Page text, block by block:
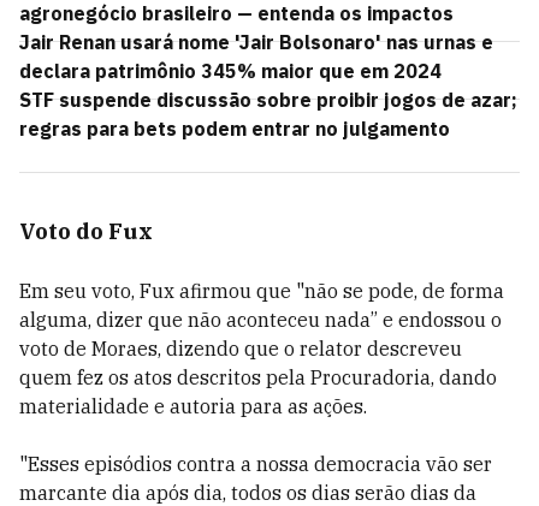
agronegócio brasileiro — entenda os impactos
Jair Renan usará nome 'Jair Bolsonaro' nas urnas e
declara patrimônio 345% maior que em 2024
STF suspende discussão sobre proibir jogos de azar;
regras para bets podem entrar no julgamento
Voto do Fux
Em seu voto, Fux afirmou que "não se pode, de forma
alguma, dizer que não aconteceu nada” e endossou o
voto de Moraes, dizendo que o relator descreveu
quem fez os atos descritos pela Procuradoria, dando
materialidade e autoria para as ações.
"Esses episódios contra a nossa democracia vão ser
marcante dia após dia, todos os dias serão dias da